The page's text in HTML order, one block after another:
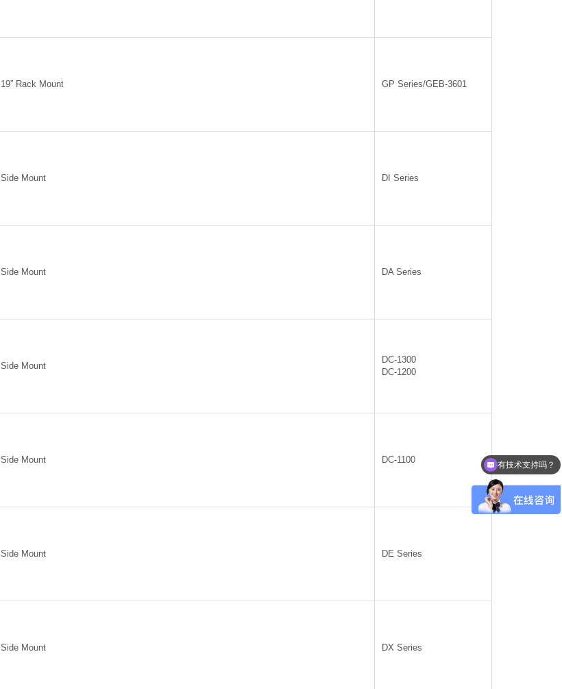
19” Rack Mount GP Series/GEB-3601
Side Mount DI Series
Side Mount DA Series
Side Mount
DC-1300
DC-1200
Side Mount DC-1100
Side Mount DE Series
Side Mount DX Series
有技术支持吗？